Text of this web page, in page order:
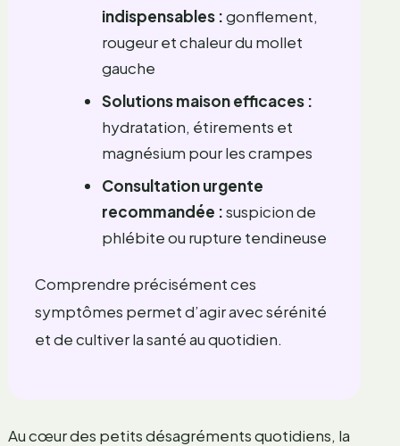
indispensables :gonflement,
rougeur et chaleur du mollet
gauche
Solutions maison efficaces :
hydratation, étirements et
magnésium pour les crampes
Consultation urgente
recommandée :suspicion de
phlébite ou rupture tendineuse
Comprendre précisément ces
symptômes permet d’agir avec sérénité
et de cultiver la santé au quotidien.
Au cœur des petits désagréments quotidiens, la